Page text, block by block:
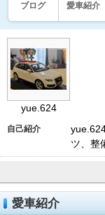
ブログ 愛車紹介
yue.624
自己紹介
ツ、整
愛車紹介